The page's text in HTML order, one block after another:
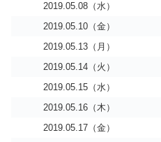
2019.05.08（水）
2019.05.10（金）
2019.05.13（月）
2019.05.14（火）
2019.05.15（水）
2019.05.16（木）
2019.05.17（金）